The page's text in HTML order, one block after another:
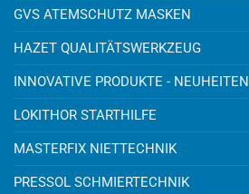
GVS ATEMSCHUTZ MASKEN
HAZET QUALITÄTSWERKZEUG
INNOVATIVE PRODUKTE - NEUHEITEN
LOKITHOR STARTHILFE
MASTERFIX NIETTECHNIK
PRESSOL SCHMIERTECHNIK